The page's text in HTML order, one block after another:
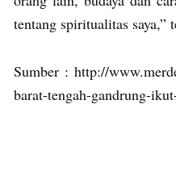
tentang spiritualitas saya,”
Sumber : http://
barat-tengah-gandrung-